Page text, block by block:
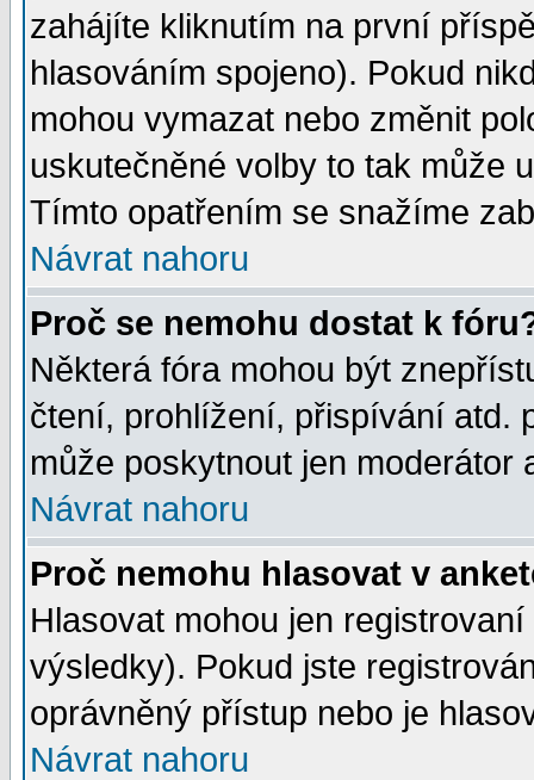
zahájíte kliknutím na první
hlasováním spojeno). Pokud
mohou vymazat nebo změnit
uskutečněné volby to tak může
Tímto opatřením se snažíme
Návrat nahoru
Proč se nemohu dostat k
Některá fóra mohou být
čtení, prohlížení, přispívání atd.
může poskytnout jen moderátor
Návrat nahoru
Proč nemohu hlasovat v
Hlasovat mohou jen
výsledky). Pokud jste
oprávněný přístup nebo je
Návrat nahoru